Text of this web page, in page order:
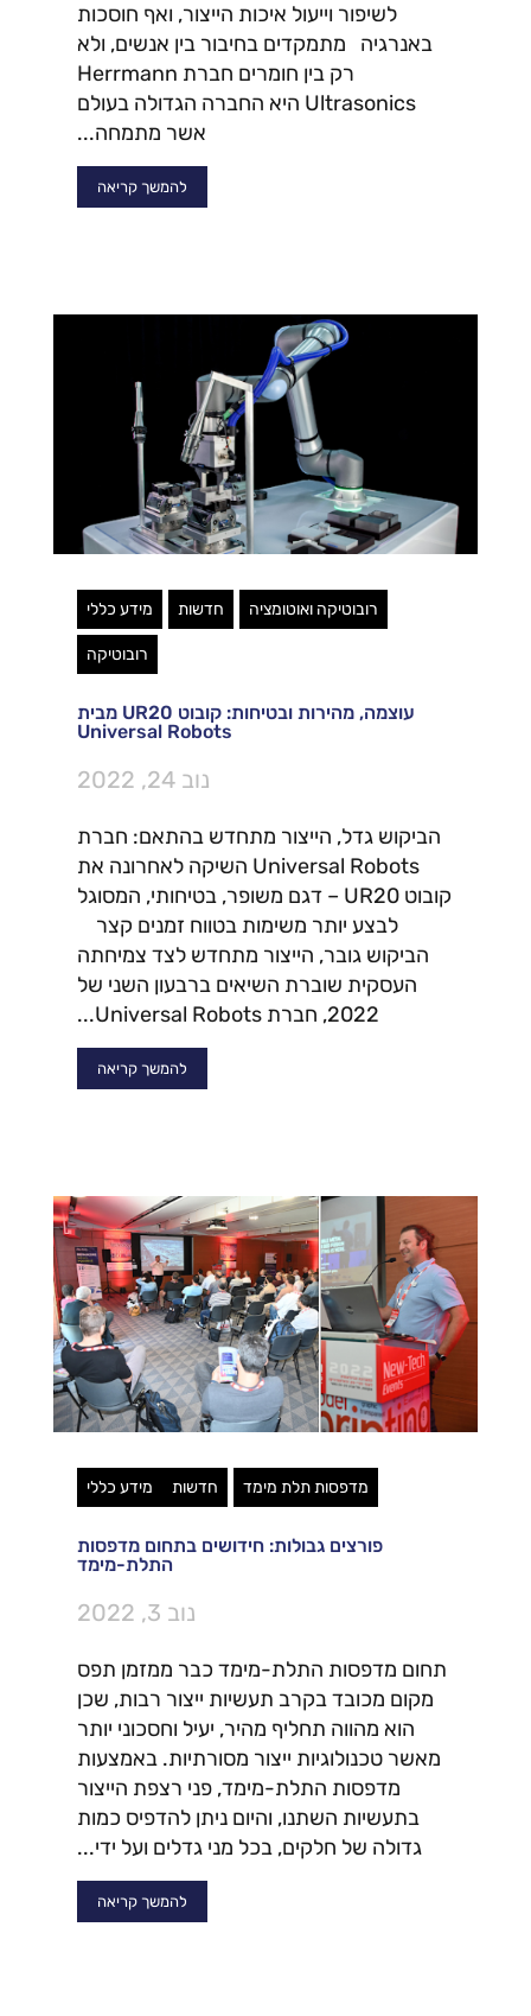
לשיפור וייעול איכות הייצור, ואף חוסכות
באנרגיה מתמקדים בחיבור בין אנשים, ולא
רק בין חומרים חברת Herrmann
Ultrasonics היא החברה הגדולה בעולם
אשר מתמחה...
להמשך קריאה
רובוטיקה ואוטומציה חדשות מידע כללי
רובוטיקה
עוצמה, מהירות ובטיחות: קובוט UR20 מבית
Universal Robots
נוב 24, 2022
הביקוש גדל, הייצור מתחדש בהתאם: חברת
Universal Robots השיקה לאחרונה את
קובוט UR20 – דגם משופר, בטיחותי, המסוגל
לבצע יותר משימות בטווח זמנים קצר
הביקוש גובר, הייצור מתחדש לצד צמיחתה
העסקית שוברת השיאים ברבעון השני של
2022, חברת Universal Robots...
להמשך קריאה
מדפסות תלת מימד חדשות מידע כללי
פורצים גבולות: חידושים בתחום מדפסות
התלת-מימד
נוב 3, 2022
תחום מדפסות התלת-מימד כבר ממזמן תפס
מקום מכובד בקרב תעשיות ייצור רבות, שכן
הוא מהווה תחליף מהיר, יעיל וחסכוני יותר
מאשר טכנולוגיות ייצור מסורתיות. באמצעות
מדפסות התלת-מימד, פני רצפת הייצור
בתעשיות השתנו, והיום ניתן להדפיס כמות
גדולה של חלקים, בכל מני גדלים ועל ידי...
להמשך קריאה